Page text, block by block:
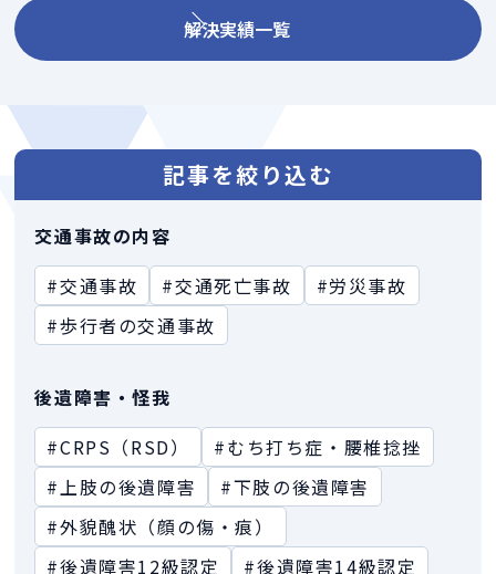
解決実績一覧
記事を絞り込む
交通事故の内容
#交通事故
#交通死亡事故
#労災事故
#歩行者の交通事故
後遺障害・怪我
#CRPS（RSD）
#むち打ち症・腰椎捻挫
#上肢の後遺障害
#下肢の後遺障害
#外貌醜状（顔の傷・痕）
#後遺障害12級認定
#後遺障害14級認定